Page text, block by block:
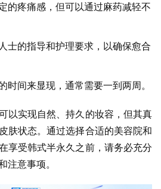
的疼痛感，但可以通过麻药减轻不
士的指导和护理要求，以确保愈合
时间来显现，通常需要一到两周。
以实现自然、持久的妆容，但其真
肤状态。通过选择合适的美容院和
享受韩式半永久之前，请务必充分
注意事项。